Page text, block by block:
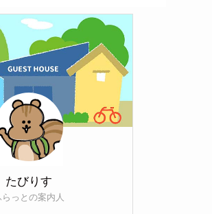
たびりす
らっとの案内人